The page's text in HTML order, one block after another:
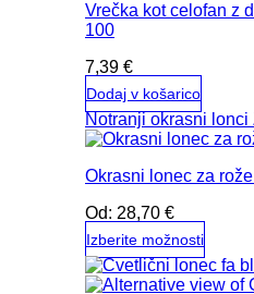
Vrečka kot celofan z
100
7,39 €
Dodaj v košarico
Notranji okrasni lonci
Okrasni lonec za
Od: 28,70 €
Izberite možnosti
Ta
izdelek